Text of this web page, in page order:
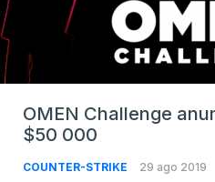
OMEN Challenge
$50 000
COUNTER-STRIKE 29 ago 2019